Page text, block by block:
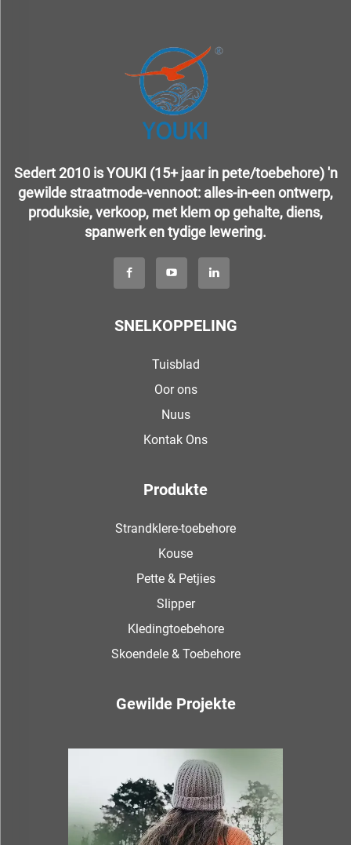
Sedert 2010 is YOUKI (15+ jaar in pete/toebehore) 'n
gewilde straatmode-vennoot: alles-in-een ontwerp,
produksie, verkoop, met klem op gehalte, diens,
spanwerk en tydige lewering.
SNELKOPPELING
Tuisblad
Oor ons
Nuus
Kontak Ons
Produkte
Strandklere-toebehore
Kouse
Pette & Petjies
Slipper
Kledingtoebehore
Skoendele & Toebehore
Gewilde Projekte